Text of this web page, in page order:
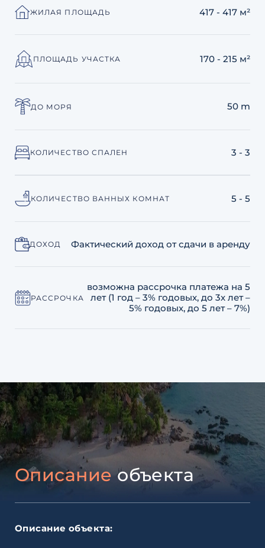
ЖИЛАЯ ПЛОЩАДЬ 417 - 417 м²
ПЛОЩАДЬ УЧАСТКА 170 - 215 м²
ДО МОРЯ 50 m
КОЛИЧЕСТВО СПАЛЕН 3 - 3
КОЛИЧЕСТВО ВАННЫХ КОМНАТ 5 - 5
ДОХОД Фактический доход от сдачи в аренду
РАССРОЧКА
возможна рассрочка платежа на 5
лет (1 год – 3% годовых, до 3х лет –
5% годовых, до 5 лет – 7%)
Описаниеобъекта
Описание объекта: